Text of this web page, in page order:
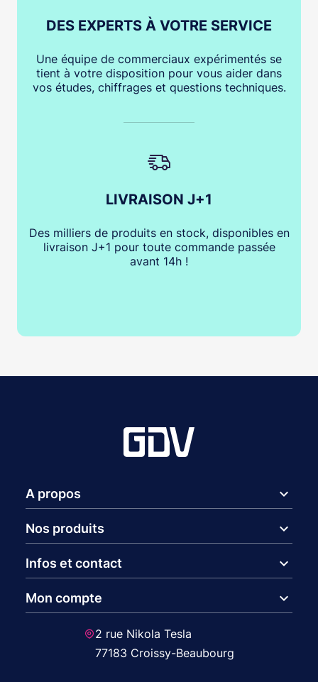
DES EXPERTS À VOTRE SERVICE
Une équipe de commerciaux expérimentés se
tient à votre disposition pour vous aider dans
vos études, chiffrages et questions techniques.
LIVRAISON J+1
Des milliers de produits en stock, disponibles en
livraison J+1 pour toute commande passée
avant 14h !
A propos expand_more
Nos produits expand_more
Infos et contact expand_more
Mon compte expand_more
2 rue Nikola Tesla
77183 Croissy-Beaubourg